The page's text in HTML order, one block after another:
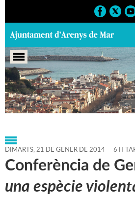
Portada > Agenda > 21-01-
2014 > Marcs > Població > 2014 >
DIMARTS,21 DE GENER DE 2014 - 6 H
Conferència de
una espècie